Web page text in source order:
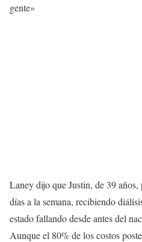
gente»
Laney dijo que Justin, de 39 años,
días a la semana, recibiendo
estado fallando desde antes del
Aunque el 80% de los costos